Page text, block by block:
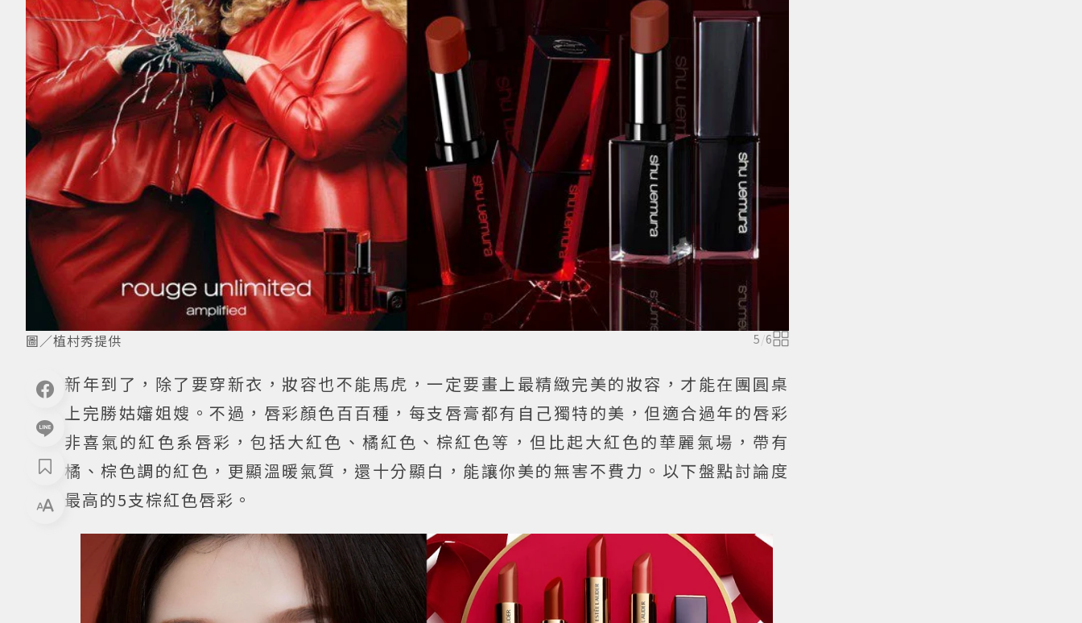
圖／植村秀提供 5/6
新年到了，除了要穿新衣，妝容也不能馬虎，一定要畫上最精緻完美的妝容，才能在團圓桌
上完勝姑嬸姐嫂。不過，唇彩顏色百百種，每支唇膏都有自己獨特的美，但適合過年的唇彩
非喜氣的紅色系唇彩，包括大紅色、橘紅色、棕紅色等，但比起大紅色的華麗氣場，帶有
橘、棕色調的紅色，更顯溫暖氣質，還十分顯白，能讓你美的無害不費力。以下盤點討論度
最高的5支棕紅色唇彩。